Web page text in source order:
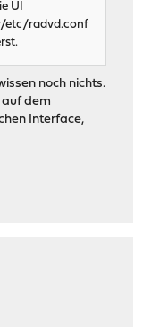
UI
etc/radvd.conf
noch nichts.
auf dem
Interface,